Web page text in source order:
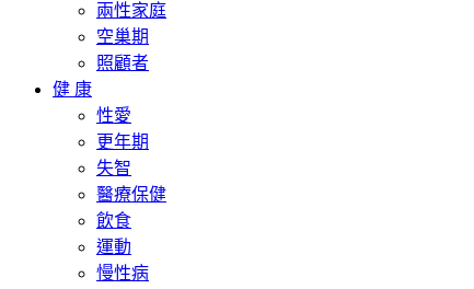
兩性家庭
空巢期
照顧者
健 康
性愛
更年期
失智
醫療保健
飲食
運動
慢性病